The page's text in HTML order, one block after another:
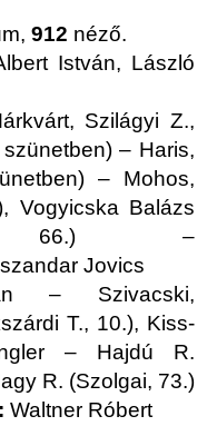
912 néző.
István, László
Szilágyi Z.,
– Haris,
– Mohos,
Vogyicska Balázs
66.) –
Jovics
– Szivacski,
T., 10.), Kiss-
– Hajdú R.
R. (Szolgai, 73.)
Waltner Róbert